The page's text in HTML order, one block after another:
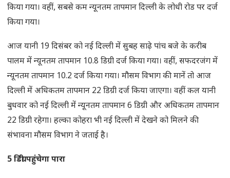
किया गया। वहीं, सबसे कम न्यूनतम तापमान दिल्ली के लोधी रोड पर दर्ज
किया गया।
आज यानी 19 दिसंबर को नई दिल्ली में सुबह साढ़े पांच बजे के करीब
पालम में न्यूनतम तापमान 10.8 डिग्री दर्ज किया गया। वहीं, सफदरजंग में
न्यूनतम तापमान 10.2 दर्ज किया गया। मौसम विभाग की मानें तो आज
दिल्ली में अधिकतम तापमान 22 डिग्री दर्ज किया जाएगा। वहीं कल यानी
बुधवार को नई दिल्ली में न्यूनतम तापमान 6 डिग्री और अधिकतम तापमान
22 डिग्री रहेगा। हल्का कोहरा भी नई दिल्ली में देखने को मिलने की
संभावना मौसम विभाग ने जताई है।
5 डिग्री पहुंचेगा पारा